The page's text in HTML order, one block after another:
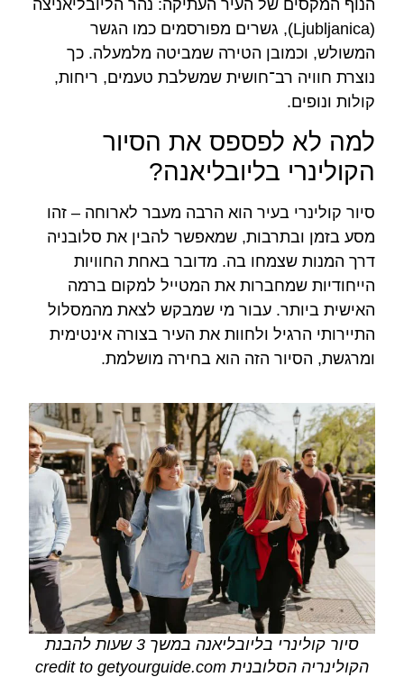
הנוף המקסים של העיר העתיקה: נהר הליובליאניצה
(Ljubljanica), גשרים מפורסמים כמו הגשר
המשולש, וכמובן הטירה שמביטה מלמעלה. כך
נוצרת חוויה רב־חושית שמשלבת טעמים, ריחות,
קולות ונופים.
למה לא לפספס את הסיור
הקולינרי בליובליאנה?
סיור קולינרי בעיר הוא הרבה מעבר לארוחה – זהו
מסע בזמן ובתרבות, שמאפשר להבין את סלובניה
דרך המנות שצמחו בה. מדובר באחת החוויות
הייחודיות שמחברות את המטייל למקום ברמה
האישית ביותר. עבור מי שמבקש לצאת מהמסלול
התיירותי הרגיל ולחוות את העיר בצורה אינטימית
ומרגשת, הסיור הזה הוא בחירה מושלמת.
סיור קולינרי בליובליאנה במשך 3 שעות להבנת
הקולינריה הסלובנית credit to getyourguide.com